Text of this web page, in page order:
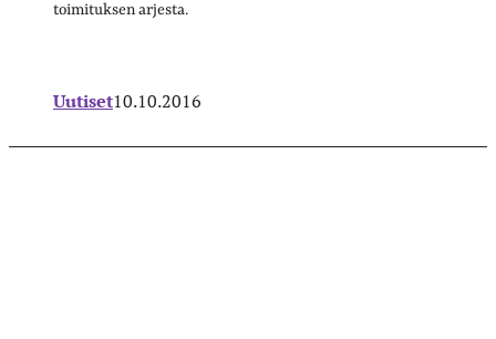
toimituksen arjesta.
Uutiset10.10.2016